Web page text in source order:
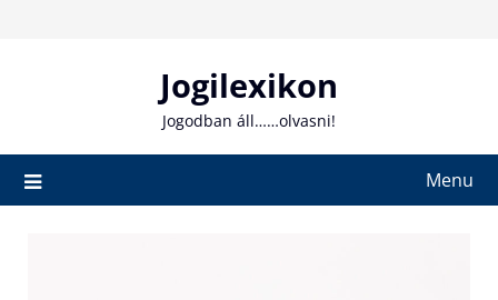
Jogilexikon
Jogodban áll……olvasni!
Menu